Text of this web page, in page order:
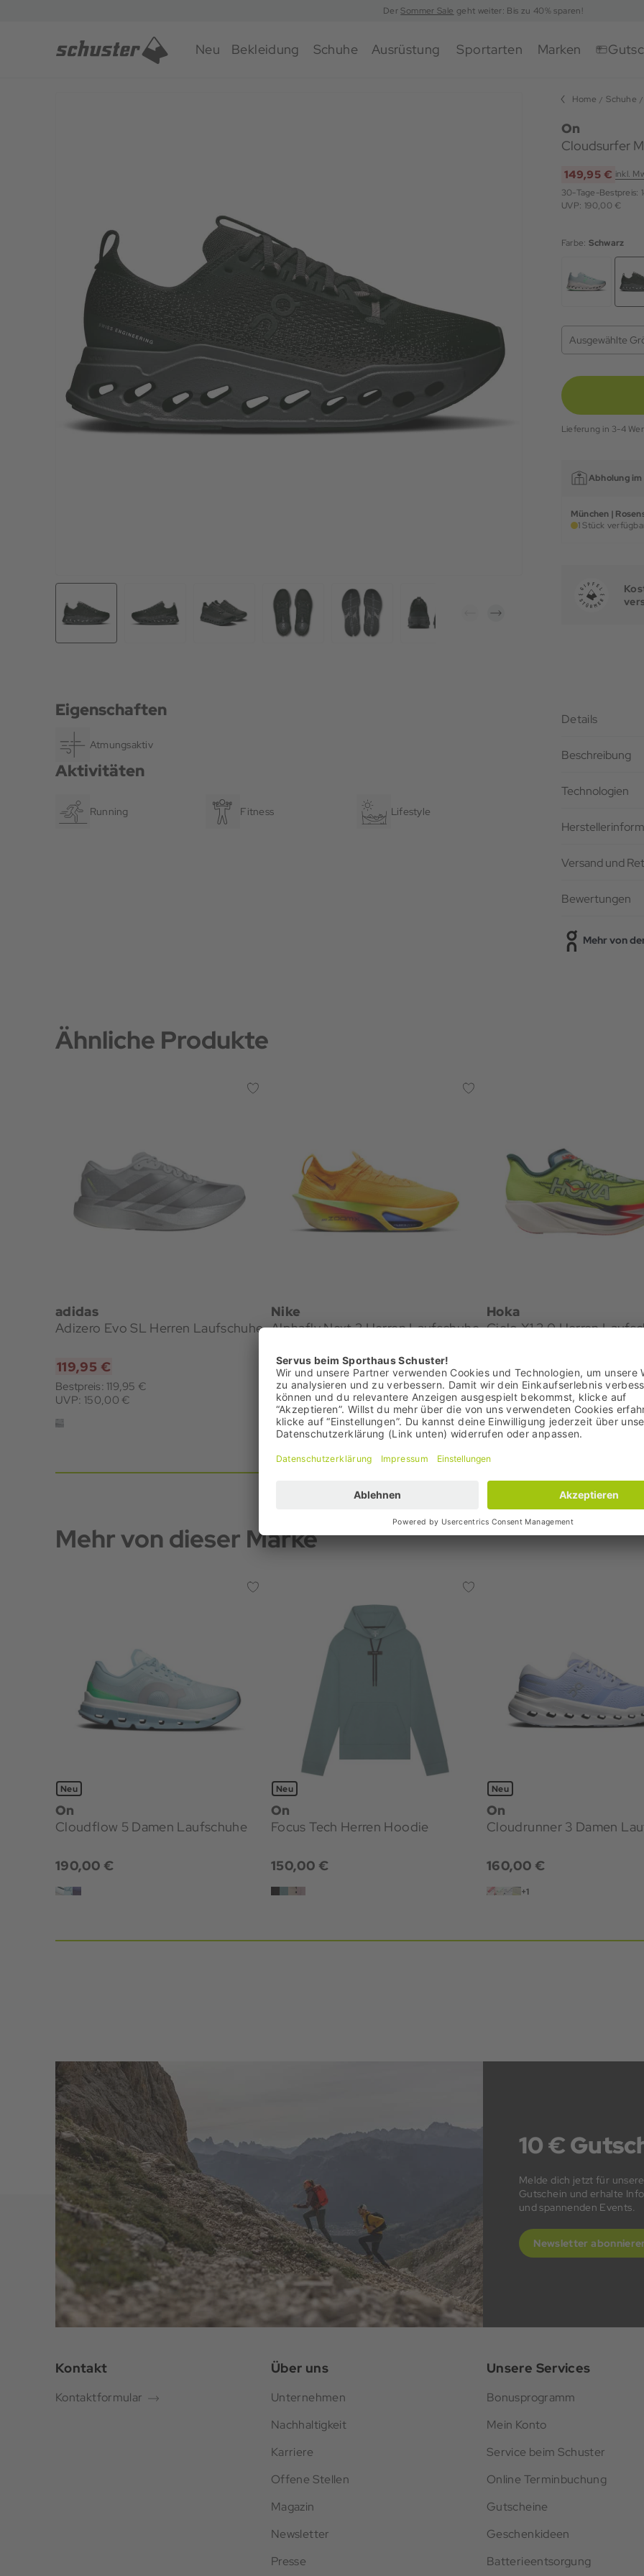
DerSommer Sale geht weiter: Bis zu 40% sparen!
Neu Bekleidung Schuhe Ausrüstung Sportarten Marken
Home Schuhe
On
Cloudsurfer
149,95 € inkl.
30-Tage-Bestpreis:
UVP: 190,00 €
Farbe: Schwarz
Ausgewählte
Lieferung in 3-4
Abholung im
München |
1 Stück
Eigenschaften
Atmungsaktiv
Aktivitäten
Running Fitness Lifestyle
Details
Beschreibung
Technologien
Versand und
Bewertungen
Mehr von
Ähnliche Produkte
adidas
Adizero Evo SL Herren Laufschuhe
119,95 €
Bestpreis: 119,95 €
UVP: 150,00 €
Nike
Alphafly Next 3 Herren Laufschuhe
249,95 €
Bestpreis: 249,95 €
UVP: 309,99 €
Hoka
Cielo X1 3.0 Herren
199,95 €
Bestpreis: 199,95 €
UVP: 275,00 €
Mehr von dieser Marke
Neu
On
Cloudflow 5 Damen Laufschuhe
190,00 €
Neu
On
Focus Tech Herren Hoodie
150,00 €
Neu
On
Cloudrunner 3 Damen
160,00 €
+1
10 €
Melde dich jetzt für
Gutschein und erhalte
und spannenden Events.
Newsletter
Kontakt
Kontaktformular
Über uns
Unternehmen
Nachhaltigkeit
Karriere
Offene Stellen
Magazin
Newsletter
Presse
Unsere Services
Bonusprogramm
Mein Konto
Service beim Schuster
Online Terminbuchung
Gutscheine
Geschenkideen
Batterieentsorgung